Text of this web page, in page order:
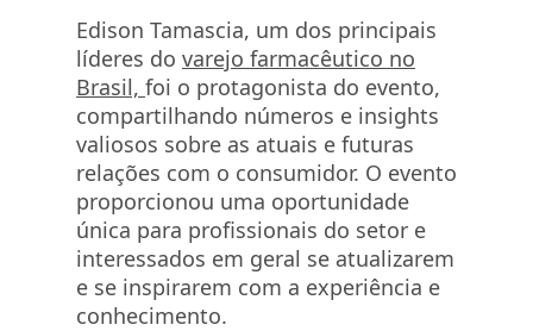
Edison Tamascia, um dos principais
líderes do varejo farmacêutico no
Brasil, foi o protagonista do evento,
compartilhando números e insights
valiosos sobre as atuais e futuras
relações com o consumidor. O evento
proporcionou uma oportunidade
única para profissionais do setor e
interessados em geral se atualizarem
e se inspirarem com a experiência e
conhecimento.